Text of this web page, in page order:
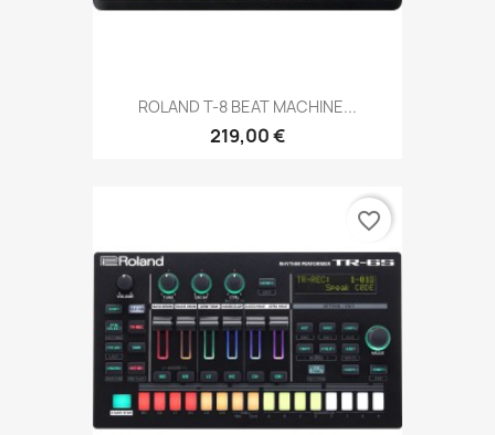
ROLAND T-8 BEAT MACHINE...
219,00 €
favorite_border